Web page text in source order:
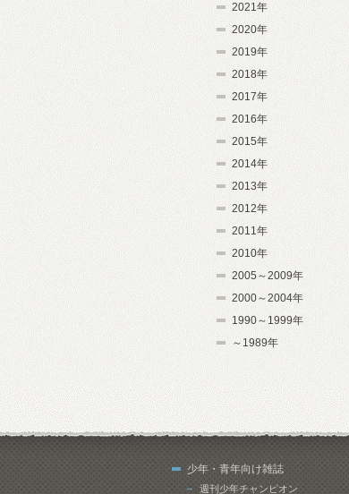
2021年
2020年
2019年
2018年
2017年
2016年
2015年
2014年
2013年
2012年
2011年
2010年
2005～2009年
2000～2004年
1990～1999年
～1989年
少年・青年向け雑誌
週刊少年チャンピオン